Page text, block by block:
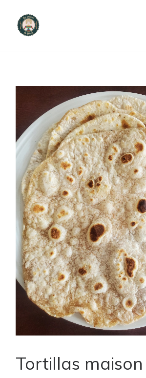
PRODUITS ET SERVICES
NOUS CONTACTER
RECETTES
FAQ
SEARCH
Tortillas maison